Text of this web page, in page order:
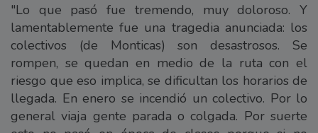
"Lo que pasó fue tremendo, muy doloroso. Y
lamentablemente fue una tragedia anunciada: los
colectivos (de Monticas) son desastrosos. Se
rompen, se quedan en medio de la ruta con el
riesgo que eso implica, se dificultan los horarios de
llegada. En enero se incendió un colectivo. Por lo
general viaja gente parada o colgada. Por suerte